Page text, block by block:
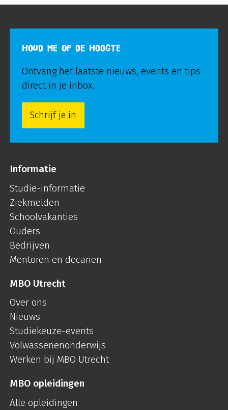
HOUD ME OP DE HOOGTE
Ontvang het laatste nieuws, events en tips
direct in je inbox.
Schrijf je in
Informatie
Studie-informatie
Ziekmelden
Schoolvakanties
Ouders
Bedrijven
Mentoren en decanen
MBO Utrecht
Over ons
Nieuws
Studiekeuze-events
Volwassenenonderwijs
Werken bij MBO Utrecht
MBO opleidingen
Alle opleidingen